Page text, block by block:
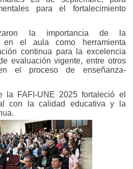
para el fortalecimiento
la importancia de la
en el aula como herramienta
continua para la excelencia
evaluación vigente, entre otros
el proceso de enseñanza-
la FAFI-UNE 2025 fortaleció el
con la calidad educativa y la